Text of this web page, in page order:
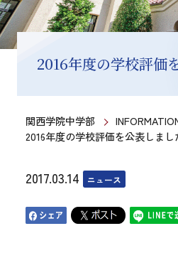
2016年度の学校評価
関西学院中学部
2016年度の学校評価を公表しまし
2017.03.14 ニュース